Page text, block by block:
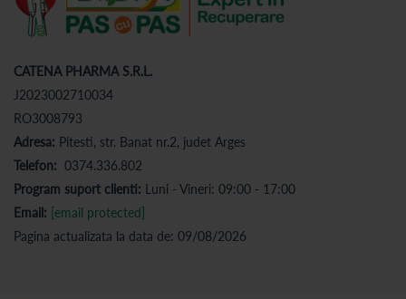
CATENA PHARMA S.R.L.
J2023002710034
RO3008793
Adresa: Pitesti, str. Banat nr.2, judet Arges
Telefon: 0374.336.802
Program suport clienti: Luni - Vineri: 09:00 - 17:00
Email: [email protected]
Pagina actualizata la data de: 09/08/2026